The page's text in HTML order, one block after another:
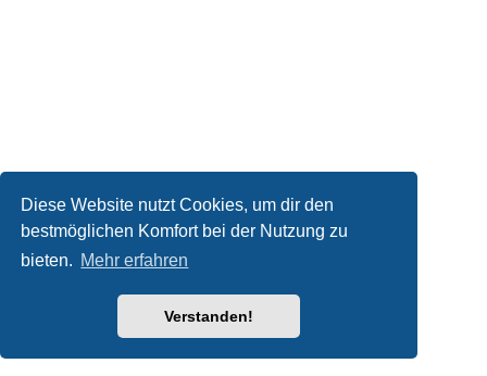
Diese Website nutzt Cookies, um dir den
bestmöglichen Komfort bei der Nutzung zu
bieten. Mehr erfahren
Verstanden!